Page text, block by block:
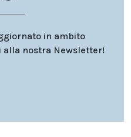
in ambito
nostra Newsletter!